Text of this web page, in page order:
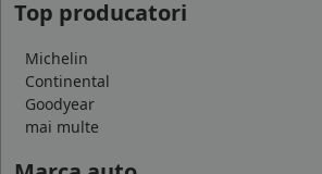
Top producatori
Michelin
Continental
Goodyear
mai multe